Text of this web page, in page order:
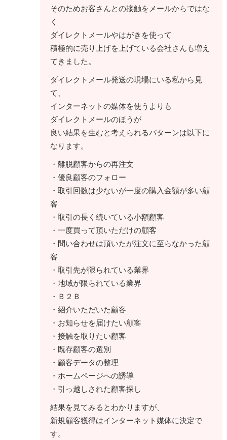
そのためお客さんとの接触をメールからではな
く
ダイレクトメールやはがきを使って
積極的に売り上げを上げている会社さんも増え
てきました。
ダイレクトメール発送の現場にいる私から見
て、
インターネットの媒体を使うよりも
ダイレクトメールのほうが
良い結果を生むと考えられるパターンは以下に
なります。
・離脱顧客からの再注文
・優良顧客のフォロー
・取引回数は少ないが一度の購入金額が多い顧
客
・取引の長く続いている小額顧客
・一度買って頂いただけの顧客
・問い合わせは頂いたが注文に至らなかった顧
客
・取引先が限られている業界
・地域が限られている業界
・Ｂ２Ｂ
・紹介いただいた顧客
・お知らせを届けたい顧客
・接触を取りたい顧客
・既存顧客の選別
・顧客データの整理
・ホームページへの誘導
・引っ越しされた顧客探し
結果を見てみるとわかりますが、
新規顧客獲得はインターネット媒体に決定で
す。